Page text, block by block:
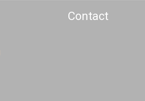
Contact